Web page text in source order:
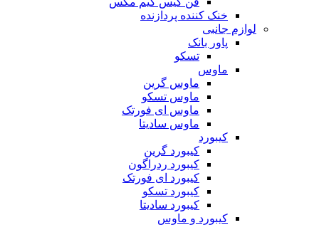
خنک کننده پردازنده
لوازم جانبی
پاور بانک
تسکو
ماوس
ماوس گرین
ماوس تسکو
ماوس ای فورتک
ماوس سادیتا
کیبورد
کیبورد گرین
کیبورد ردراگون
کیبورد ای فورتک
کیبورد تسکو
کیبورد سادیتا
کیبورد و ماوس